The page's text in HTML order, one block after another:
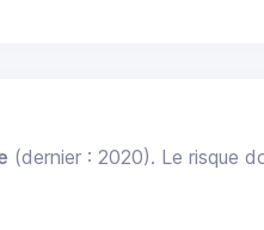
(dernier : 2020). Le risque